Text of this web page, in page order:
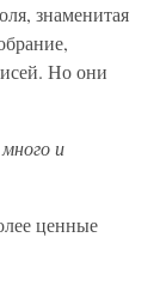
знаменитая
Но они
и
ценные